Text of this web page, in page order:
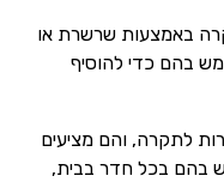
שרשרת או
כדי להוסיף
והם מציעים
בכל חדר בבית,